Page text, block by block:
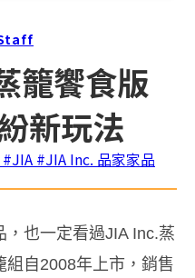
籠饗食版
新玩法
#JIA #JIA Inc. 品家家品
，也一定看過JIA Inc.蒸
組自2008年上市，銷售